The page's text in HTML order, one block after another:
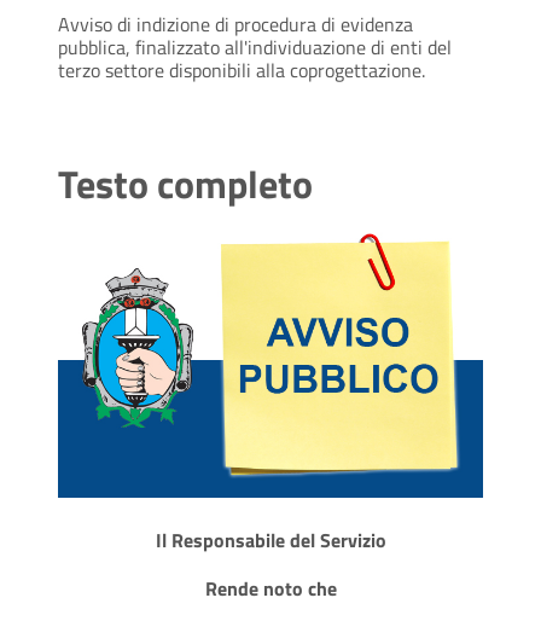
Avviso di indizione di procedura di evidenza
pubblica, finalizzato all'individuazione di enti del
terzo settore disponibili alla coprogettazione.
Testo completo
Il Responsabile del Servizio
Rende noto che